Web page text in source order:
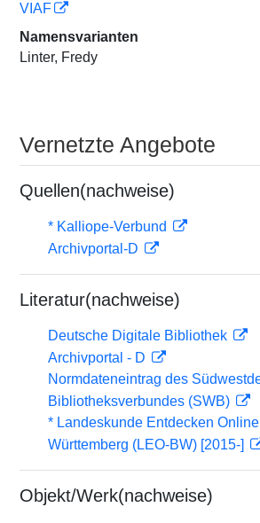
VIAF
Namensvarianten
Linter, Fredy
Vernetzte Angebote
Quellen(nachweise)
* Kalliope-Verbund
Archivportal-D
Literatur(nachweise)
Deutsche Digitale Bibliothek
Archivportal - D
Normdateneintrag des
Bibliotheksverbundes (SWB)
* Landeskunde Entdecken
Württemberg (LEO-BW) [2015-]
Objekt/Werk(nachweise)